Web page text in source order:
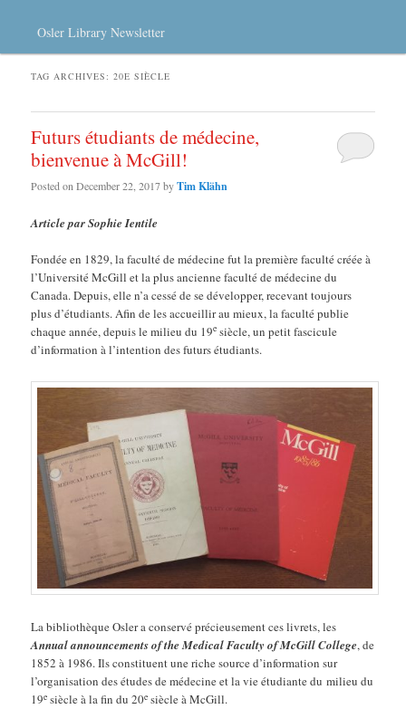
Osler Library Newsletter
TAG ARCHIVES:20E SIÈCLE
Futurs étudiants de médecine,
bienvenue à McGill!
Posted onDecember 22, 2017byTim Klähn
Article par Sophie Ientile
Fondée en 1829, la faculté de médecine fut la première faculté créée à
l’Université McGill et la plus ancienne faculté de médecine du
Canada. Depuis, elle n’a cessé de se développer, recevant toujours
plus d’étudiants. Afin de les accueillir au mieux, la faculté publie
chaque année, depuis le milieu du 19e siècle, un petit fascicule
d’information à l’intention des futurs étudiants.
La bibliothèque Osler a conservé précieusement ces livrets, les
Annual announcements of the Medical Faculty of McGill College, de
1852 à 1986. Ils constituent une riche source d’information sur
l’organisation des études de médecine et la vie étudiante du milieu du
19e siècle à la fin du 20e siècle à McGill.